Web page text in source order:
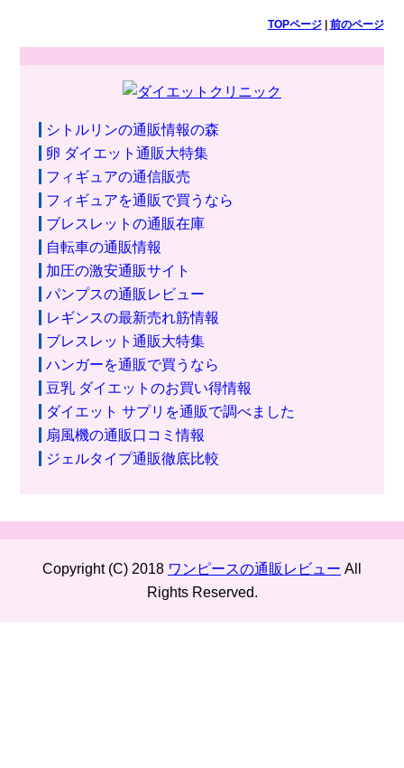
TOPページ| 前のページ
シトルリンの通販情報の森
卵 ダイエット通販大特集
フィギュアの通信販売
フィギュアを通販で買うなら
ブレスレットの通販在庫
自転車の通販情報
加圧の激安通販サイト
パンプスの通販レビュー
レギンスの最新売れ筋情報
ブレスレット通販大特集
ハンガーを通販で買うなら
豆乳 ダイエットのお買い得情報
ダイエット サプリを通販で調べました
扇風機の通販口コミ情報
ジェルタイプ通販徹底比較
Copyright (C) 2018 ワンピースの通販レビュー All
Rights Reserved.